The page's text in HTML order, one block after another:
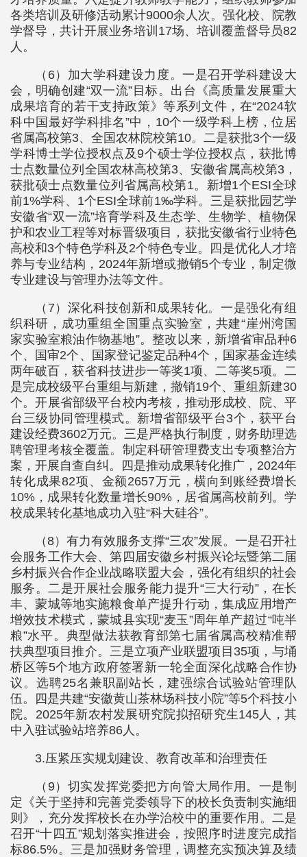
各类培训及研修活动累计9000余人次。强化校、院教
学督导，共计开展业务培训17场、培训覆盖督导员82
人。
（6）加大学科建设力度。一是召开学科建设大
会，明确创建“双一流”目标。出台《高质量发展重大
成果培育的若干支持政策》等系列文件，在“2024软
科中国最好学科排名”中，10个一级学科上榜，位居
省属高校第3、全国农林院校第10。二是获批3个一级
学科博士学位授权点及9个硕士学位授权点，获批博
士点数量位列全国农林高校第3、安徽省属高校第3，
获批硕士点数量位列省属高校第1。新增1个ESI全球
前1%学科、1个ESI全球前1‰学科。三是获批园艺学
安徽省“双一流”培育学科及生态学、生物学、植物保
护和农业工程等对标晋级项目，获批安徽省行业特色
高校和3个特色学科及2个特色专业。四是优化人才培
养与专业结构，2024年新增或撤销5个专业，制定微
专业建设与管理办法等文件。
（7）深化科技创新和成果转化。一是强化有组
织科研，成功重组全国重点实验室，共建“崖州湾国
家实验室粮油作物基地”。整改以来，新增省审品种6
个、国审2个、国家登记鉴定品种4个，国家基金连续
两年破百，获省科技进步一等奖1项、二等奖5项。二
是完成校级平台重组与新建，撤销19个、重组新建30
个。开展省部级平台校内考核，推动形成校、院、平
台三级协同管理模式。新增省部级平台3个，获平台
建设经费3602万元。三是严格执行制度，财务助理选
聘管理考核全覆盖。制定科研管理费支出专项整治方
案，开展自查自纠。四是推动成果转化推广，2024年
转化成果82项、金额2657万元，横向到账经费增长
10%，成果转化数量增长90%，居省属高校前列。学
校成果转化基地成功入驻“科大硅谷”。
（8）有力有效服务支撑“三农”发展。一是召开社
会服务工作大会、第四届安徽乡村振兴论坛暨第二届
乡村振兴合作企业战略联盟大会，强化有组织的社会
服务。二是开展社会服务能力提升“三大行动”，在长
丰、蒙城等地实施粮食单产提升行动，集成应用增产
增效技术模式，蒙城县实现“麦玉”周年单产超过“吨半
粮”水平。典型做法获教育部第七届省属高校精准帮
扶典型项目推介。三是立项产业联盟项目35项，与埇
桥区等5个地方政府签署新一轮全面深化战略合作协
议。选聘25名兼职副站长，建强综合试验站管理队
伍。四是共建“安徽黄山茶林场科技小院”等5个科技小
院。2025年新农村发展研究院拟招研究生145人，其
中入驻试验站培养86人。
3.压紧压实规划建设、教育改革和治理责任
（9）切实发挥党委把方向管大局作用。一是制
定《关于坚持和完善党委领导下的校长负责制实施细
则》，充分发挥校长在办学治校中的重要作用。二是
召开“十四五”规划落实推进会，按照序时进度完成指
标86.5%。三是加强财务管理，调整充实预决算及绩